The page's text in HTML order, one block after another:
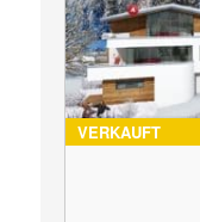
VERKAUFT